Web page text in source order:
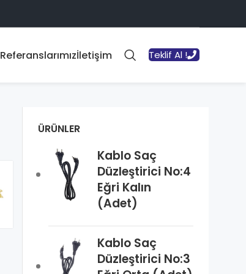
Referanslarımızİletişim Teklif Al !
ÜRÜNLER
Kablo Saç
Düzleştirici No:4
Eğri Kalın
(Adet)
Kablo Saç
Düzleştirici No:3